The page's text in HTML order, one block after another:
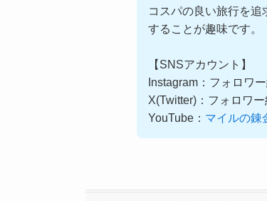
コスパの良い旅行を
することが趣味です。
【SNSアカウント】
Instagram：フォロワ
X(Twitter)：フォロワ
YouTube： マイルの錬